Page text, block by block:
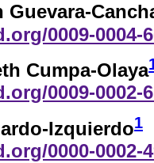
Guevara-
0009-0004-
Cumpa-Olaya
0009-0002-
Izquierdo1
0000-0002-